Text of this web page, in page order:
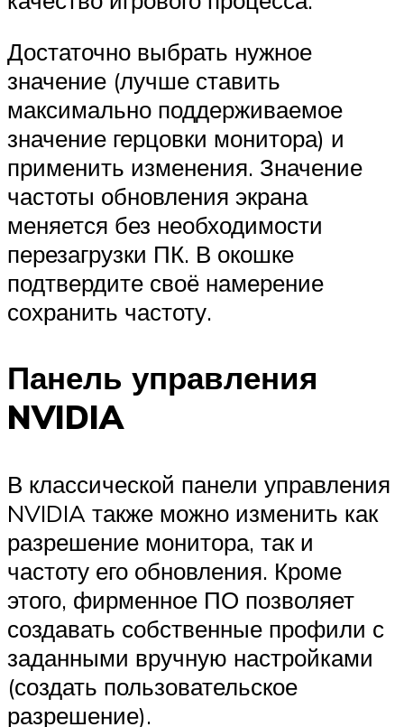
Достаточно выбрать нужное
значение (лучше ставить
максимально поддерживаемое
значение герцовки монитора) и
применить изменения. Значение
частоты обновления экрана
меняется без необходимости
перезагрузки ПК. В окошке
подтвердите своё намерение
сохранить частоту.
Панель управления
NVIDIA
В классической панели управления
NVIDIA также можно изменить как
разрешение монитора, так и
частоту его обновления. Кроме
этого, фирменное ПО позволяет
создавать собственные профили с
заданными вручную настройками
(создать пользовательское
разрешение).